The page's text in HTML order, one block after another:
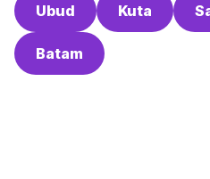
Ubud Kuta
Batam